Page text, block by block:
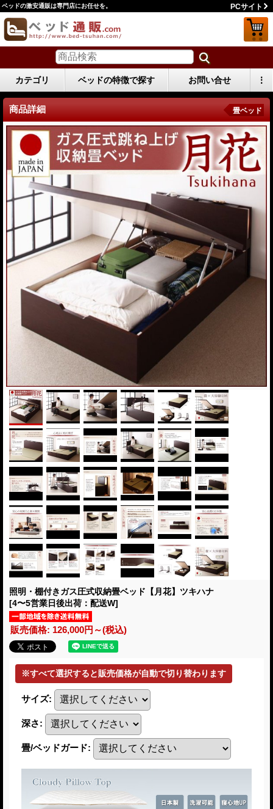
ベッドの激安通販は専門店にお任せを。 PCサイト
カテゴリ ベッドの特徴で探す お問い合せ ⋮
商品詳細 畳ベッド
照明・棚付きガス圧式収納畳ベッド【月花】ツキハナ
[4〜5営業日後出荷：配送W]
販売価格: 126,000円～(税込)
サイズ:
深さ:
畳/ベッドガード: